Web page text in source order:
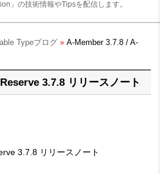
」の技術情報やTipsを配信します。
Typeブログ » A-Member 3.7.8 / A-
3.7.8 リリースノート
3.7.8 リリースノート